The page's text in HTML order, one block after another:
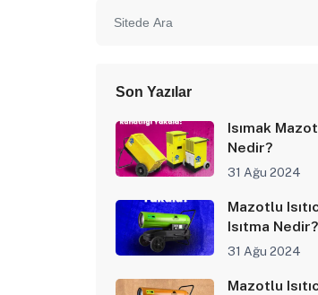
Son Yazılar
Isımak
Nedir?
31 Ağu 2024
Mazotlu
Isıtma Nedir?
31 Ağu 2024
Mazotlu